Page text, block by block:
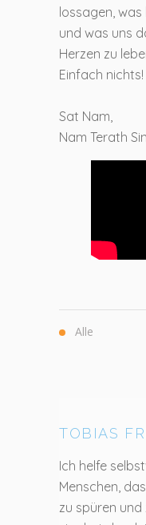
lossagen,
und was uns
Herzen zu
Einfach nichts!
Sat Nam,
Nam Terath
Alle
TOBIAS
Ich helfe
Menschen,
zu spüren und